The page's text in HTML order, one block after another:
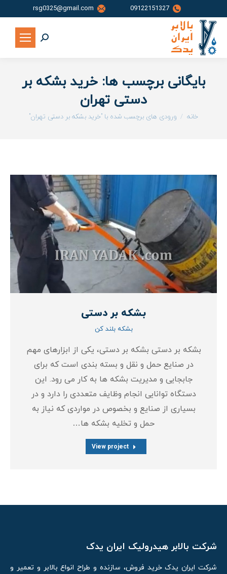
09122151327
rsg0325@gmail.com
جستجو:
بایگانی برچسب ها: خرید بشکه بر
دستی تهران
شما اینجا هستید:
خانه ورودی های برچسب شده با "خرید بشکه بر دستی تهران"
بشکه بر دستی
بشکه بلند کن
بشکه بر دستی بشکه بر دستی، یکی از ابزارهای مهم
در صنایع حمل و نقل و بسته‌ بندی است که برای
جابجایی و مدیریت بشکه‌ ها به کار می‌ رود. این
دستگاه توانایی انجام وظایف متعددی را دارد و در
بسیاری از صنایع و بخصوص در مواردی که نیاز به
حمل و تخلیه بشکه‌ ها…
View project
شرکت بالابر هیدرولیک ایران یدک
شرکت ایران یدک خرید فروش، سازنده و طراح انواع بالابر و تعمیر و